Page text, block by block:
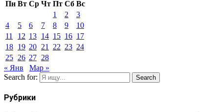
Пн Вт Ср Чт Пт Сб Вс
1
2
3
4
5 6 7 8 9
10
11
12 13 14 15 16 17
18 19 20 21 22 23 24
25 26 27 28
« Янв
Мар »
Search for:
Search
Рубрики